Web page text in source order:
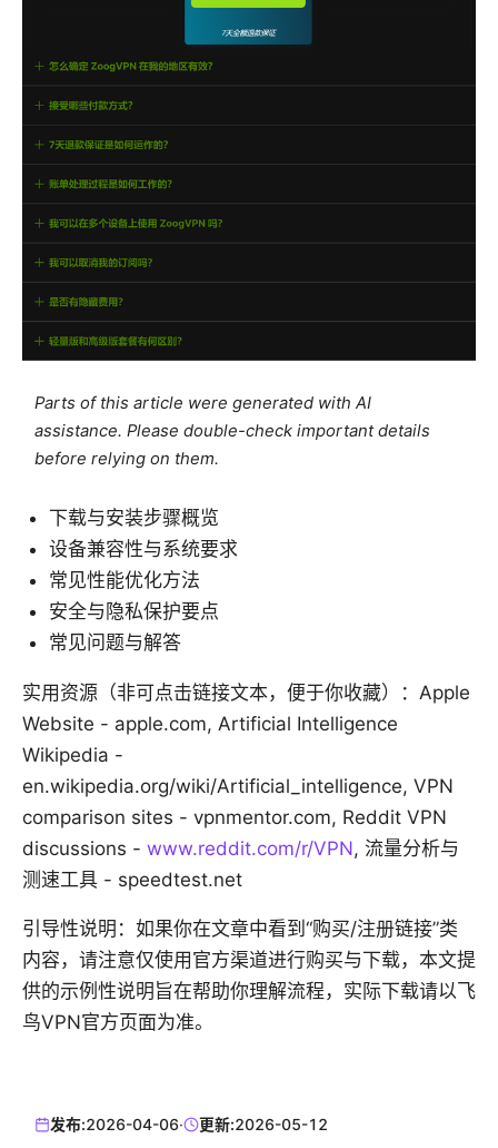
Parts of this article were generated with AI
assistance. Please double-check important details
before relying on them.
下载与安装步骤概览
设备兼容性与系统要求
常见性能优化方法
安全与隐私保护要点
常见问题与解答
实用资源（非可点击链接文本，便于你收藏）：Apple
Website - apple.com, Artificial Intelligence
Wikipedia -
en.wikipedia.org/wiki/Artificial_intelligence, VPN
comparison sites - vpnmentor.com, Reddit VPN
discussions - www.reddit.com/r/VPN, 流量分析与
测速工具 - speedtest.net
引导性说明：如果你在文章中看到“购买/注册链接”类
内容，请注意仅使用官方渠道进行购买与下载，本文提
供的示例性说明旨在帮助你理解流程，实际下载请以飞
鸟VPN官方页面为准。
发布:2026-04-06· 更新:2026-05-12